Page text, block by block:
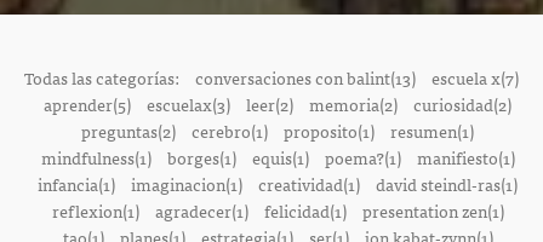
Todas las categorías: conversaciones con balint(13) escuela x(7)
aprender(5) escuelax(3) leer(2) memoria(2) curiosidad(2)
preguntas(2) cerebro(1) proposito(1) resumen(1)
mindfulness(1)
borges(1) equis(1) poema?(1)
manifiesto(1)
infancia(1) imaginacion(1) creatividad(1) david steindl-ras(1)
reflexion(1)
agradecer(1) felicidad(1)
presentation zen(1)